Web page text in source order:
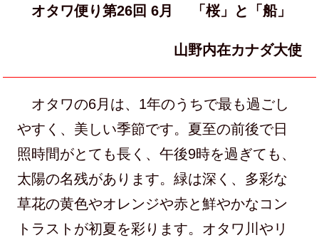
オタワ便り第26回 6月 「桜」と「船」
山野内在カナダ大使
オタワの6月は、1年のうちで最も過ごし
やすく、美しい季節です。夏至の前後で日
照時間がとても長く、午後9時を過ぎても、
太陽の名残があります。緑は深く、多彩な
草花の黄色やオレンジや赤と鮮やかなコン
トラストが初夏を彩ります。オタワ川やリ